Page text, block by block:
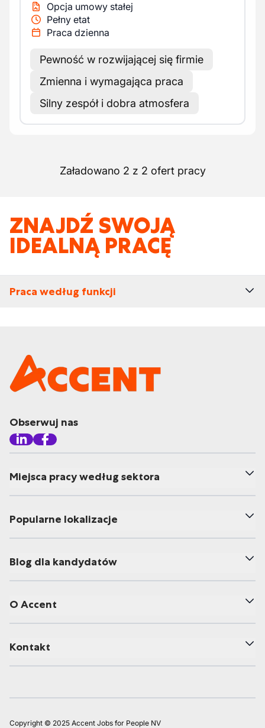
Opcja umowy stałej
Pełny etat
Praca dzienna
Pewność w rozwijającej się firmie
Zmienna i wymagająca praca
Silny zespół i dobra atmosfera
Załadowano 2 z 2 ofert pracy
ZNAJDŹ SWOJĄ
IDEALNĄ PRACĘ
Praca według funkcji
Obserwuj nas
Miejsca pracy według sektora
Popularne lokalizacje
Blog dla kandydatów
O Accent
Kontakt
Copyright © 2025 Accent Jobs for People NV